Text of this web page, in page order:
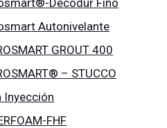
Decodur Fino
Autonivelante
GROUT 400
– STUCCO
Inyección
FHF